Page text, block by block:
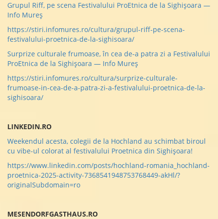
Grupul Riff, pe scena Festivalului ProEtnica de la Sighișoara —
Info Mureș
https://stiri.infomures.ro/cultura/grupul-riff-pe-scena-
festivalului-proetnica-de-la-sighisoara/
Surprize culturale frumoase, în cea de-a patra zi a Festivalului
ProEtnica de la Sighișoara — Info Mureș
https://stiri.infomures.ro/cultura/surprize-culturale-
frumoase-in-cea-de-a-patra-zi-a-festivalului-proetnica-de-la-
sighisoara/
LINKEDIN.RO
Weekendul acesta, colegii de la Hochland au schimbat biroul
cu vibe-ul colorat al festivalului Proetnica din Sighișoara!
https://www.linkedin.com/posts/hochland-romania_hochland-
proetnica-2025-activity-7368541948753768449-akHl/?
originalSubdomain=ro
MESENDORFGASTHAUS.RO